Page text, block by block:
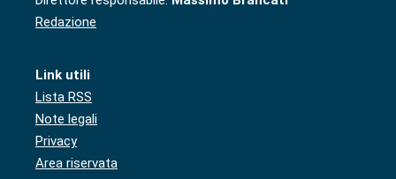
Redazione
Link utili
Lista RSS
Note legali
Privacy
Area riservata